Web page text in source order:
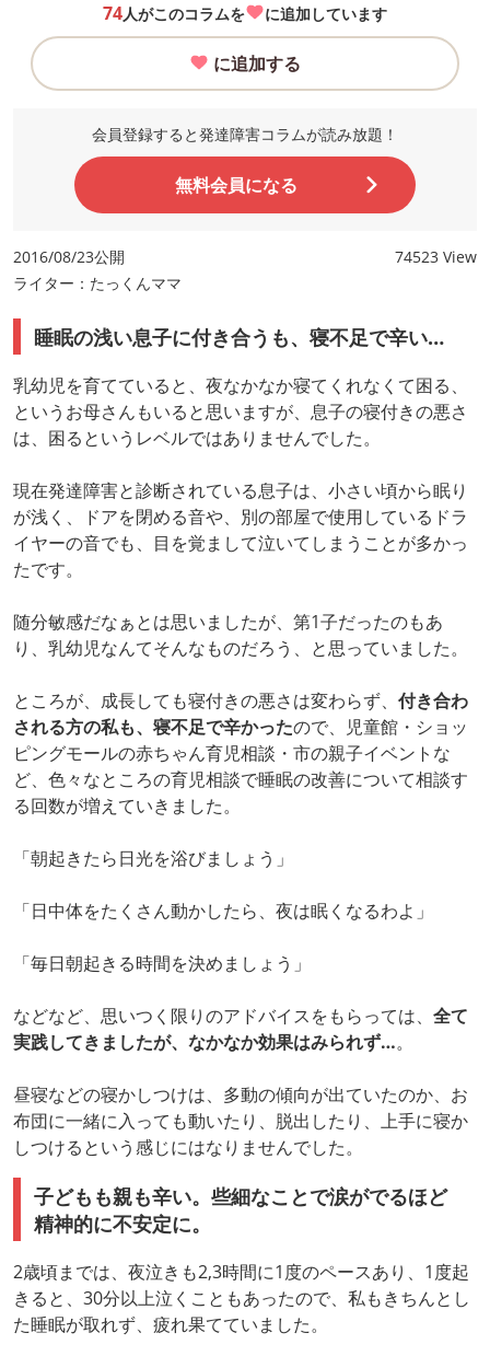
74人がこのコラムを に追加しています
に追加する
会員登録すると発達障害コラムが読み放題！
無料会員になる
2016/08/23公開
74523 View
ライター：たっくんママ
睡眠の浅い息子に付き合うも、寝不足で辛い…
乳幼児を育てていると、夜なかなか寝てくれなくて困る、
というお母さんもいると思いますが、息子の寝付きの悪さ
は、困るというレベルではありませんでした。
現在発達障害と診断されている息子は、小さい頃から眠り
が浅く、ドアを閉める音や、別の部屋で使用しているドラ
イヤーの音でも、目を覚まして泣いてしまうことが多かっ
たです。
随分敏感だなぁとは思いましたが、第1子だったのもあ
り、乳幼児なんてそんなものだろう、と思っていました。
ところが、成長しても寝付きの悪さは変わらず、 付き合わ
される方の私も、寝不足で辛かったので、児童館・ショッ
ピングモールの赤ちゃん育児相談・市の親子イベントな
ど、色々なところの育児相談で睡眠の改善について相談す
る回数が増えていきました。
「朝起きたら日光を浴びましょう」
「日中体をたくさん動かしたら、夜は眠くなるわよ」
「毎日朝起きる時間を決めましょう」
などなど、思いつく限りのアドバイスをもらっては、 全て
実践してきましたが、なかなか効果はみられず…。
昼寝などの寝かしつけは、多動の傾向が出ていたのか、お
布団に一緒に入っても動いたり、脱出したり、上手に寝か
しつけるという感じにはなりませんでした。
子どもも親も辛い。些細なことで涙がでるほど
精神的に不安定に。
2歳頃までは、夜泣きも2,3時間に1度のペースあり、1度起
きると、30分以上泣くこともあったので、私もきちんとし
た睡眠が取れず、疲れ果てていました。